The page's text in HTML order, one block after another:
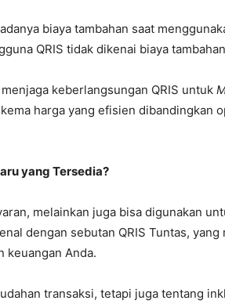
biaya tambahan saat
QRIS tidak dikenai biaya
keberlangsungan QRIS untuk
harga yang efisien dibandingkan
yang Tersedia?
melainkan juga bisa digunakan
dengan sebutan QRIS Tuntas,
keuangan Anda.
transaksi, tetapi juga tentang